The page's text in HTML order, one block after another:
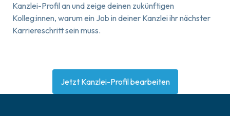
Kanzlei-Profil an und zeige deinen zukünftigen
Kolleg:innen, warum ein Job in deiner Kanzlei ihr nächster
Karriereschritt sein muss.
Jetzt Kanzlei-Profil bearbeiten